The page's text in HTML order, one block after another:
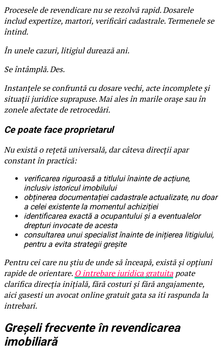
Procesele de revendicare nu se rezolvă rapid. Dosarele
includ expertize, martori, verificări cadastrale. Termenele se
întind.
În unele cazuri, litigiul durează ani.
Se întâmplă. Des.
Instanțele se confruntă cu dosare vechi, acte incomplete și
situații juridice suprapuse. Mai ales în marile orașe sau în
zonele afectate de retrocedări.
Ce poate face proprietarul
Nu există o rețetă universală, dar câteva direcții apar
constant în practică:
verificarea riguroasă a titlului înainte de acțiune,
inclusiv istoricul imobilului
obținerea documentației cadastrale actualizate, nu doar
a celei existente la momentul achiziției
identificarea exactă a ocupantului și a eventualelor
drepturi invocate de acesta
consultarea unui specialist înainte de inițierea litigiului,
pentru a evita strategii greșite
Pentru cei care nu știu de unde să înceapă, există și opțiuni
rapide de orientare. O intrebare juridica gratuitapoate
clarifica direcția inițială, fără costuri și fără angajamente,
aici gasesti un avocat online gratuit gata sa iti raspunda la
intrebari.
Greșeli frecvente în revendicarea
imobiliară